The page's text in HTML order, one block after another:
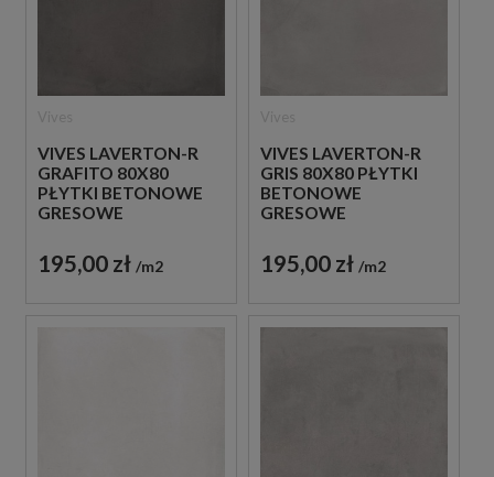
VIVES LAVERTON-R
GRAFITO 80X80
PŁYTKI BETONOWE
GRESOWE
195,00 zł m2
VIVES LAVERTON-R
GRIS 80X80 PŁYTKI
BETONOWE
GRESOWE
195,00 zł m2